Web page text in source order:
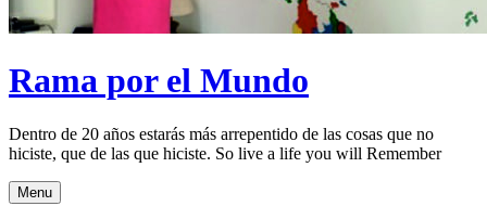
Rama por el Mundo
Dentro de 20 años estarás más arrepentido de las cosas que no
hiciste, que de las que hiciste. So live a life you will Remember
Menu